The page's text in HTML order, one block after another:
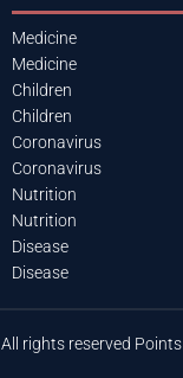
Medicine
Medicine
Children
Children
Coronavirus
Coronavirus
Nutrition
Nutrition
Disease
Disease
All rights reserved